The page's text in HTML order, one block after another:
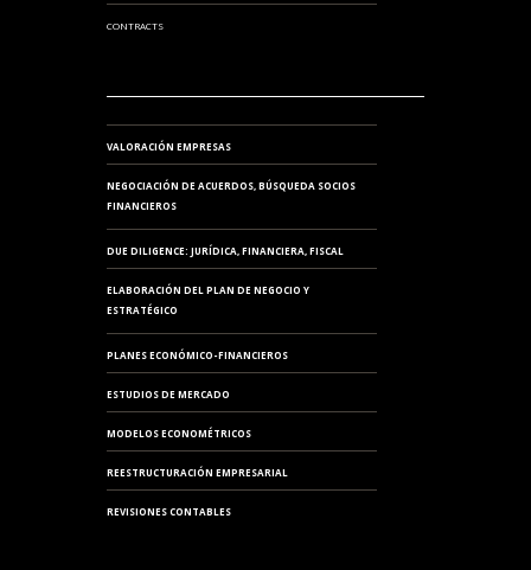
CONTRACTS
VALORACIÓN EMPRESAS
NEGOCIACIÓN DE ACUERDOS, BÚSQUEDA SOCIOS
FINANCIEROS
DUE DILIGENCE: JURÍDICA, FINANCIERA, FISCAL
ELABORACIÓN DEL PLAN DE NEGOCIO Y
ESTRATÉGICO
PLANES ECONÓMICO-FINANCIEROS
ESTUDIOS DE MERCADO
MODELOS ECONOMÉTRICOS
REESTRUCTURACIÓN EMPRESARIAL
REVISIONES CONTABLES